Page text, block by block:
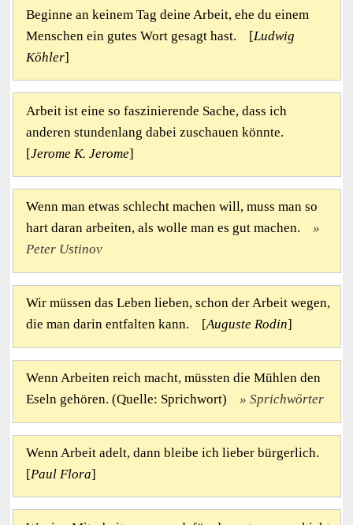
Beginne an keinem Tag deine Arbeit, ehe du einem
Menschen ein gutes Wort gesagt hast. [Ludwig
Köhler]
Arbeit ist eine so faszinierende Sache, dass ich
anderen stundenlang dabei zuschauen könnte.
[Jerome K. Jerome]
Wenn man etwas schlecht machen will, muss man so
hart daran arbeiten, als wolle man es gut machen.
Peter Ustinov
Wir müssen das Leben lieben, schon der Arbeit wegen,
die man darin entfalten kann. [Auguste Rodin]
Wenn Arbeiten reich macht, müssten die Mühlen den
Eseln gehören. (Quelle: Sprichwort)
Sprichwörter
Wenn Arbeit adelt, dann bleibe ich lieber bürgerlich.
[Paul Flora]